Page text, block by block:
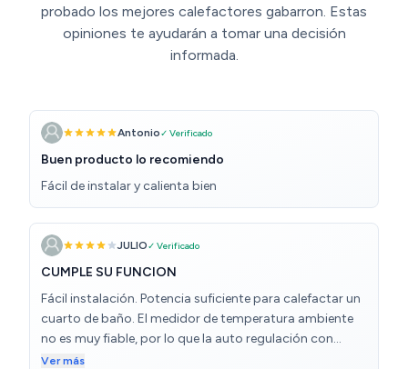
probado los mejores calefactores gabarron. Estas
opiniones te ayudarán a tomar una decisión
informada.
Antonio✓ Verificado
Buen producto lo recomiendo
Fácil de instalar y calienta bien
JULIO✓ Verificado
CUMPLE SU FUNCION
Fácil instalación. Potencia suficiente para calefactar un
cuarto de baño. El medidor de temperatura ambiente
no es muy fiable, por lo que la auto regulación con
termostato (en el llamado modo ECO) es mejorable. Es
Ver más